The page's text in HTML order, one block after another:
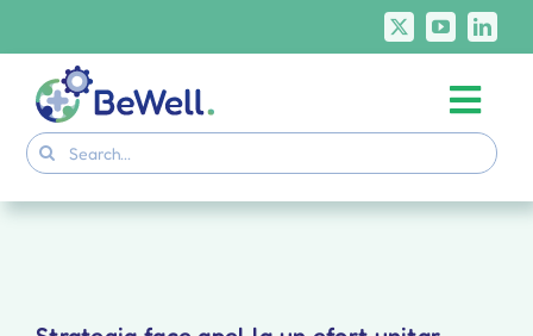
content
Project
Search
for: